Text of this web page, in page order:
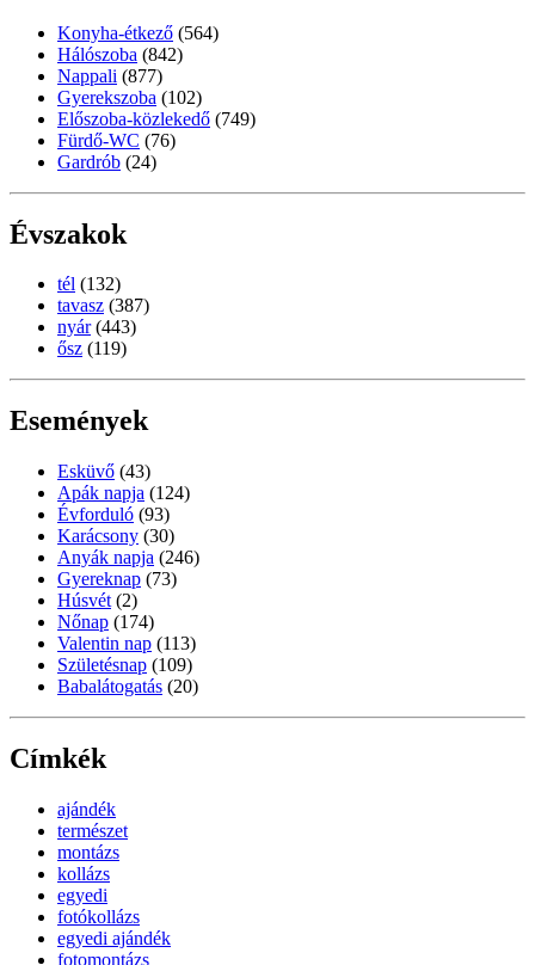
Konyha-étkező (564)
Hálószoba (842)
Nappali (877)
Gyerekszoba (102)
Előszoba-közlekedő (749)
Fürdő-WC (76)
Gardrób (24)
Évszakok
tél (132)
tavasz (387)
nyár (443)
ősz (119)
Események
Esküvő (43)
Apák napja (124)
Évforduló (93)
Karácsony (30)
Anyák napja (246)
Gyereknap (73)
Húsvét (2)
Nőnap (174)
Valentin nap (113)
Születésnap (109)
Babalátogatás (20)
Címkék
ajándék
természet
montázs
kollázs
egyedi
fotókollázs
egyedi ajándék
fotomontázs